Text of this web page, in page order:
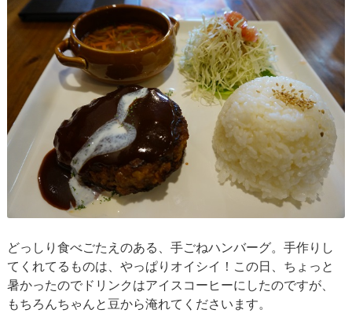
どっしり食べごたえのある、手ごねハンバーグ。手作りし
てくれてるものは、やっぱりオイシイ！この日、ちょっと
暑かったのでドリンクはアイスコーヒーにしたのですが、
もちろんちゃんと豆から淹れてくださいます。